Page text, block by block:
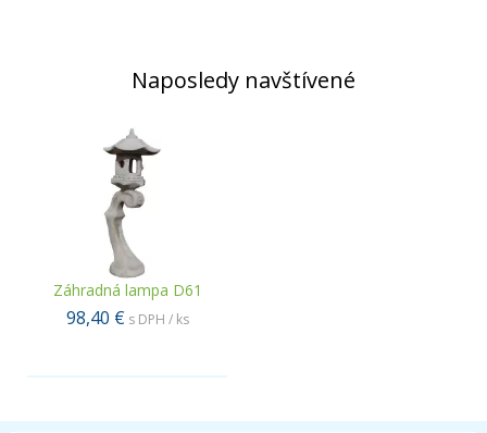
Naposledy navštívené
Záhradná lampa D61
98,40 € s DPH / ks